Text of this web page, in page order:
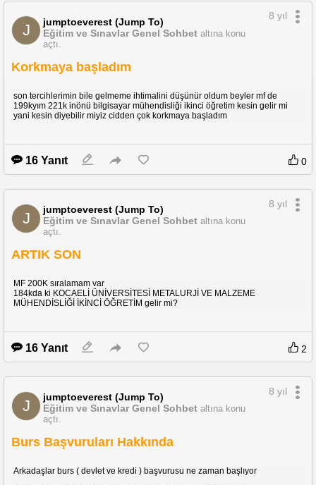
J
jumptoeverest (Jump To)
Eğitim ve Sınavlar Genel Sohbet altına konu
açtı.
8 yıl
Korkmaya başladım
son tercihlerimin bile gelmeme ihtimalini düşünür oldum beyler mf de
199kyım 221k inönü bilgisayar mühendisliği ikinci öğretim kesin gelir mi
yani kesin diyebilir miyiz cidden çok korkmaya başladım
16 Yanıt 0
J
jumptoeverest (Jump To)
Eğitim ve Sınavlar Genel Sohbet altına konu
açtı.
8 yıl
ARTIK SON
MF 200K sıralamam var
184kda ki KOCAELİ ÜNİVERSİTESİ METALURJİ VE MALZEME
MÜHENDİSLİĞİ İKİNCİ ÖĞRETİM gelir mi?
16 Yanıt 2
J
jumptoeverest (Jump To)
Eğitim ve Sınavlar Genel Sohbet altına konu
açtı.
8 yıl
Burs Başvuruları Hakkında
Arkadaşlar burs ( devlet ve kredi ) başvurusu ne zaman başlıyor